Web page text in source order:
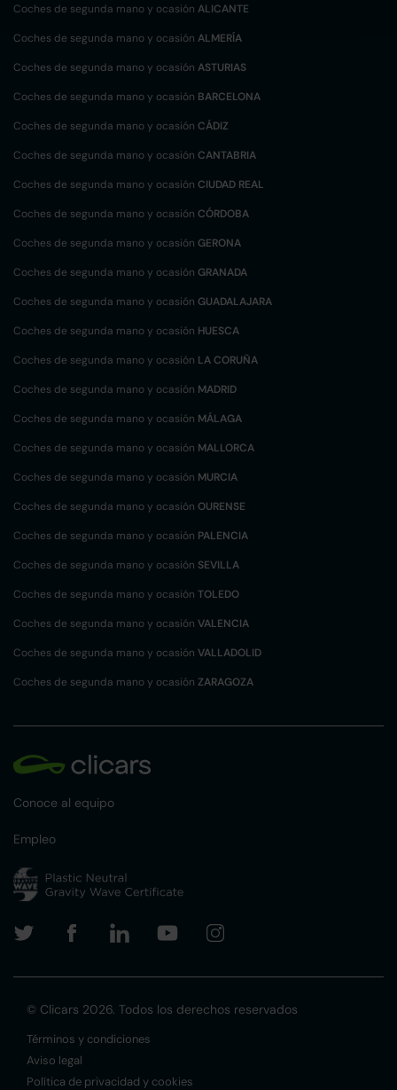
Coches de segunda mano y ocasión ALICANTE
Coches de segunda mano y ocasión ALMERÍA
Coches de segunda mano y ocasión ASTURIAS
Coches de segunda mano y ocasión BARCELONA
Coches de segunda mano y ocasión CÁDIZ
Coches de segunda mano y ocasión CANTABRIA
Coches de segunda mano y ocasión CIUDAD REAL
Coches de segunda mano y ocasión CÓRDOBA
Coches de segunda mano y ocasión GERONA
Coches de segunda mano y ocasión GRANADA
Coches de segunda mano y ocasión GUADALAJARA
Coches de segunda mano y ocasión HUESCA
Coches de segunda mano y ocasión LA CORUÑA
Coches de segunda mano y ocasión MADRID
Coches de segunda mano y ocasión MÁLAGA
Coches de segunda mano y ocasión MALLORCA
Coches de segunda mano y ocasión MURCIA
Coches de segunda mano y ocasión OURENSE
Coches de segunda mano y ocasión PALENCIA
Coches de segunda mano y ocasión SEVILLA
Coches de segunda mano y ocasión TOLEDO
Coches de segunda mano y ocasión VALENCIA
Coches de segunda mano y ocasión VALLADOLID
Coches de segunda mano y ocasión ZARAGOZA
Conoce al equipo
Empleo
© Clicars 2026. Todos los derechos reservados
Términos y condiciones
Aviso legal
Política de privacidad y cookies